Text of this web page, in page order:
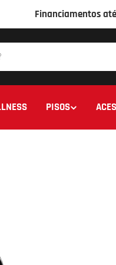
Financiamentos
PISOS